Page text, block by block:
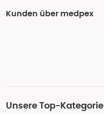
Kunden über medpex
Unsere Top-